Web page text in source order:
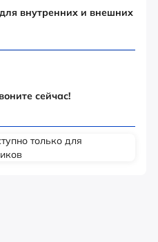
внутренних и внешних
сейчас!
только для